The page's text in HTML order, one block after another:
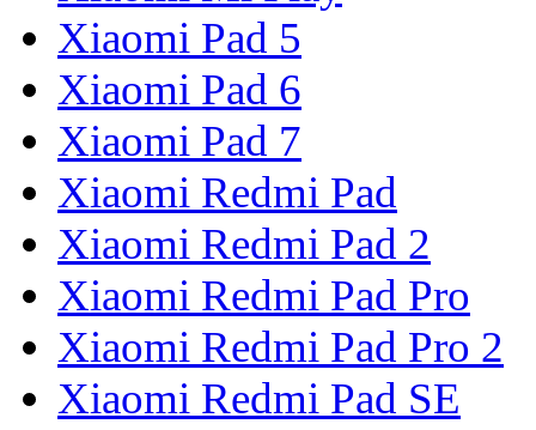
Xiaomi Pad 5
Xiaomi Pad 6
Xiaomi Pad 7
Xiaomi Redmi Pad
Xiaomi Redmi Pad 2
Xiaomi Redmi Pad Pro
Xiaomi Redmi Pad Pro 2
Xiaomi Redmi Pad SE